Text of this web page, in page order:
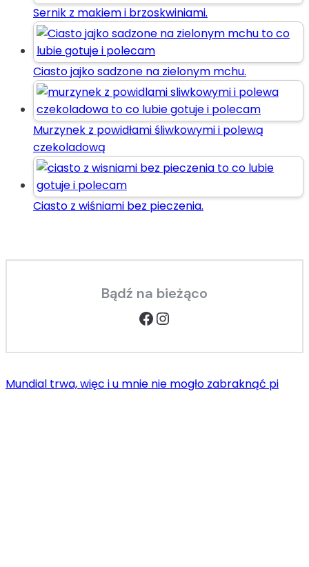
Sernik z makiem i brzoskwiniami.
Ciasto jajko sadzone na zielonym mchu.
Murzynek z powidłami śliwkowymi i polewą
czekoladową
Ciasto z wiśniami bez pieczenia.
Bądź na bieżąco
Facebook
Instagram
Mundial trwa, więc i u mnie nie mogło zabraknąć pi